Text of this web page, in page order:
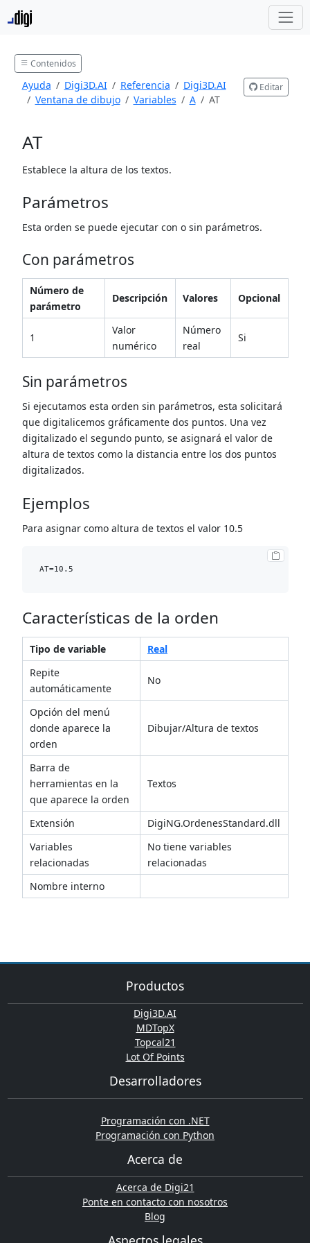
Contenidos
Ayuda Digi3D.AI Referencia
Digi3D.AI
Ventana de dibujo
Variables A AT
Editar
AT
Establece la altura de los textos.
Parámetros
Esta orden se puede ejecutar con o sin parámetros.
Con parámetros
Número de
parámetro
Descripción Valores Opcional
1
Valor
numérico
Número
real
Si
Sin parámetros
Si ejecutamos esta orden sin parámetros, esta solicitará
que digitalicemos gráficamente dos puntos. Una vez
digitalizado el segundo punto, se asignará el valor de
altura de textos como la distancia entre los dos puntos
digitalizados.
Ejemplos
Para asignar como altura de textos el valor 10.5
Características de la orden
Tipo de variable
Real
Repite
automáticamente
No
Opción del menú
donde aparece la
orden
Dibujar/Altura de textos
Barra de
herramientas en la
que aparece la orden
Textos
Extensión
DigiNG.OrdenesStandard.dll
Variables
relacionadas
No tiene variables
relacionadas
Nombre interno
Productos
Digi3D.AI
MDTopX
Topcal21
Lot Of Points
Desarrolladores
Programación con .NET
Programación con Python
Acerca de
Acerca de Digi21
Ponte en contacto con nosotros
Blog